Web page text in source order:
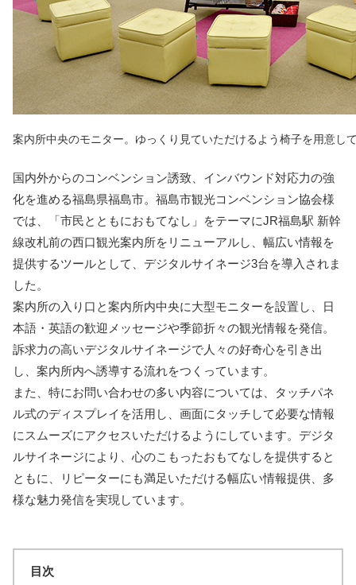
案内所中央のモニター。ゆっくり見ていただけるよう椅子を用意し
国内外からのコンベンション誘致、インバウンド対応力の強
化を進める福島県福島市。福島市観光コンベンション協会様
では、「市民とともにおもてなし」をテーマにJR福島駅 新幹
線改札前の西口観光案内所をリニューアルし、幅広い情報を
提供するツールとして、デジタルサイネージ3台を導入されま
した。
案内所の入り口と案内所内中央に大型モニターを設置し、日
本語・英語の歓迎メッセージや季節折々の観光情報を発信。
訴求力の高いデジタルサイネージで人々の好奇心を引き出
し、案内所内へ誘導する流れをつくっています。
また、特にお問い合わせの多い内容については、タッチパネ
ル式のディスプレイを活用し、画面にタッチして必要な情報
にスムーズにアクセスいただけるようにしています。デジタ
ルサイネージにより、心のこもったおもてなしを提供すると
ともに、リピーターにも満足いただける幅広い情報提供、多
様な魅力発信を実現しています。
目次